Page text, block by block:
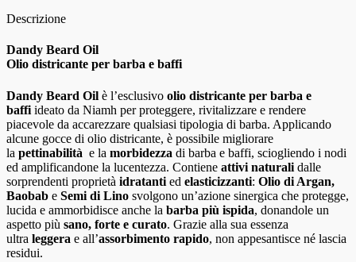
Descrizione
Dandy Beard Oil
Olio districante per barba e baffi
Dandy Beard Oil è l’esclusivo olio districante per barba e
baffi ideato da Niamh per proteggere, rivitalizzare e rendere
piacevole da accarezzare qualsiasi tipologia di barba. Applicando
alcune gocce di olio districante, è possibile migliorare
la pettinabilità e la morbidezza di barba e baffi, sciogliendo i nodi
ed amplificandone la lucentezza. Contiene attivi naturali dalle
sorprendenti proprietà idratanti ed elasticizzanti: Olio di Argan,
Baobab e Semi di Lino svolgono un’azione sinergica che protegge,
lucida e ammorbidisce anche la barba più ispida, donandole un
aspetto più sano, forte e curato. Grazie alla sua essenza
ultra leggera e all’assorbimento rapido, non appesantisce né lascia
residui.